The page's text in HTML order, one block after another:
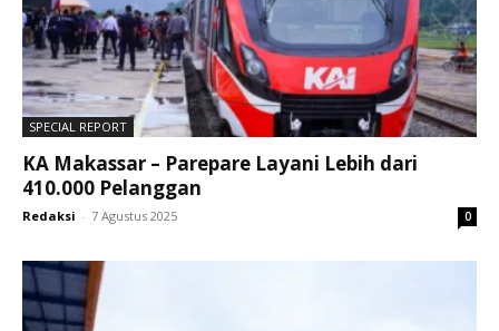
SPECIAL REPORT
KA Makassar – Parepare Layani Lebih dari
410.000 Pelanggan
Redaksi - 7 Agustus 2025 0